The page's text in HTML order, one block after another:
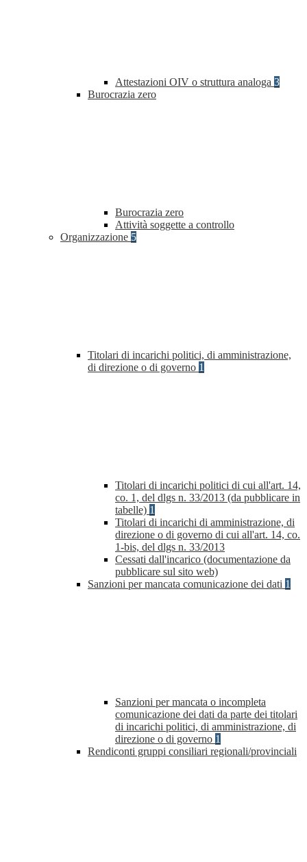
Attestazioni OIV o struttura analoga 3
Burocrazia zero
Burocrazia zero
Attività soggette a controllo
Organizzazione 5
Titolari di incarichi politici, di amministrazione,
di direzione o di governo 1
Titolari di incarichi politici di cui all'art. 14,
co. 1, del dlgs n. 33/2013 (da pubblicare in
tabelle) 1
Titolari di incarichi di amministrazione, di
direzione o di governo di cui all'art. 14, co.
1-bis, del dlgs n. 33/2013
Cessati dall'incarico (documentazione da
pubblicare sul sito web)
Sanzioni per mancata comunicazione dei dati 1
Sanzioni per mancata o incompleta
comunicazione dei dati da parte dei titolari
di incarichi politici, di amministrazione, di
direzione o di governo 1
Rendiconti gruppi consiliari regionali/provinciali